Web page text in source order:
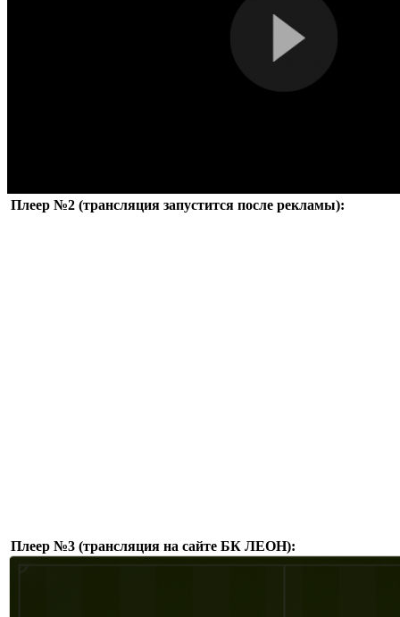
Плеер №2 (трансляция запустится после рекламы):
Плеер №3 (трансляция на сайте БК ЛЕОН):